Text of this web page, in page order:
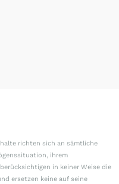
richten sich an sämtliche
ihrem
in keiner Weise die
ersetzen keine auf seine